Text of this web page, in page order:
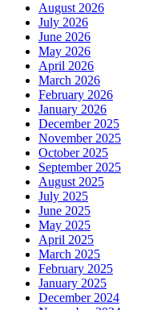
August 2026
July 2026
June 2026
May 2026
April 2026
March 2026
February 2026
January 2026
December 2025
November 2025
October 2025
September 2025
August 2025
July 2025
June 2025
May 2025
April 2025
March 2025
February 2025
January 2025
December 2024